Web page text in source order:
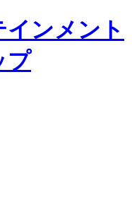
ンメント
プ